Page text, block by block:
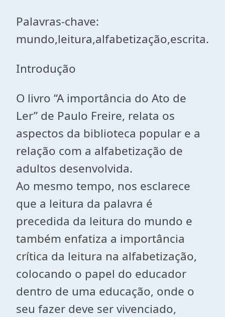
Palavras-chave:
mundo,leitura,alfabetização,escrita.
Introdução
O livro “A importância do Ato de
Ler” de Paulo Freire, relata os
aspectos da biblioteca popular e a
relação com a alfabetização de
adultos desenvolvida.
Ao mesmo tempo, nos esclarece
que a leitura da palavra é
precedida da leitura do mundo e
também enfatiza a importância
crítica da leitura na alfabetização,
colocando o papel do educador
dentro de uma educação, onde o
seu fazer deve ser vivenciado,